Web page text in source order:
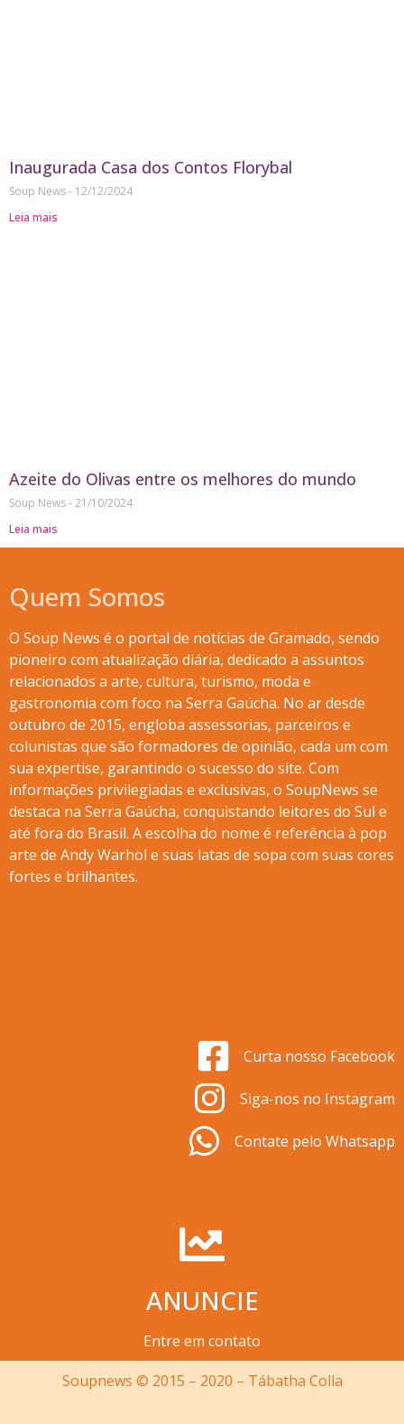
Inaugurada Casa dos Contos Florybal
Soup News
12/12/2024
Leia mais
Azeite do Olivas entre os melhores do mundo
Soup News 21/10/2024
Leia mais
Quem Somos
O Soup News é o portal de notícias de Gramado, sendo
pioneiro com atualização diária, dedicado a assuntos
relacionados a arte, cultura, turismo, moda e
gastronomia com foco na Serra Gaúcha. No ar desde
outubro de 2015, engloba assessorias, parceiros e
colunistas que são formadores de opinião, cada um com
sua expertise, garantindo o sucesso do site. Com
informações privilegiadas e exclusivas, o SoupNews se
destaca na Serra Gaúcha, conquistando leitores do Sul e
até fora do Brasil. A escolha do nome é referência à pop
arte de Andy Warhol e suas latas de sopa com suas cores
fortes e brilhantes.
Curta nosso Facebook
Siga-nos no Instagram
Contate pelo Whatsapp
ANUNCIE
Entre em contato
Soupnews © 2015 – 2020 – Tábatha Colla